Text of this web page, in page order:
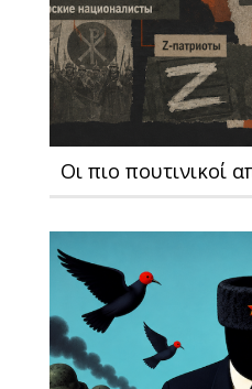
Οι πιο πουτινικοί